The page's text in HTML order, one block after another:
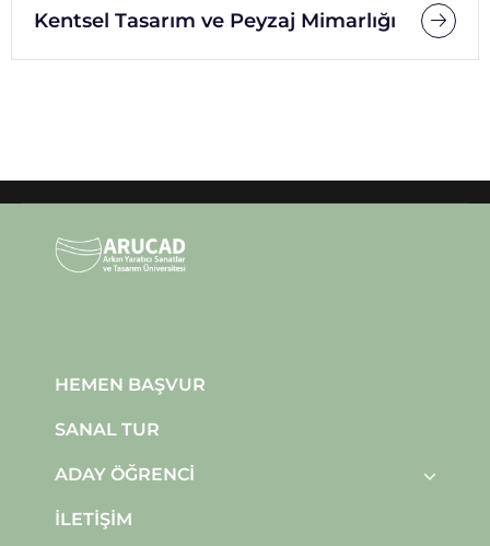
Kentsel Tasarım ve Peyzaj Mimarlığı
HEMEN BAŞVUR
SANAL TUR
ADAY ÖĞRENCI
İLETIŞIM